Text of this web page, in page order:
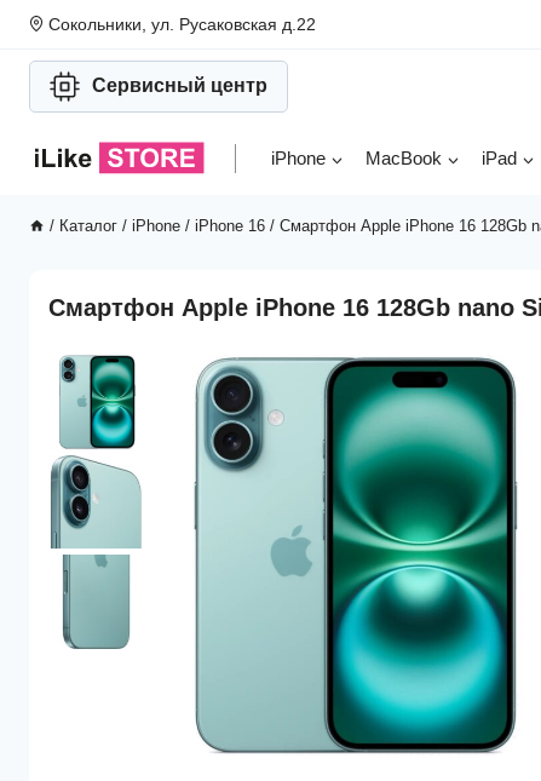
Перейти
содержимому
Сокольники, ул. Русаковская д.22
Сервисный центр
iPhone MacBook iPad
/ Каталог / iPhone / iPhone 16 / Смартфон Apple iPhone 16 128Gb
Смартфон Apple iPhone 16 128Gb nano